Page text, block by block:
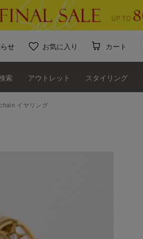
せ お気に入り カート
索 アウトレット スタイリング
イヤリング